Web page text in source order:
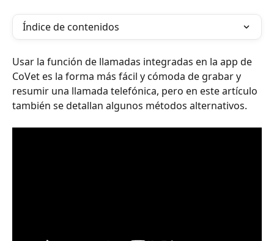
Índice de contenidos
Usar la función de llamadas integradas en la app de
CoVet es la forma más fácil y cómoda de grabar y
resumir una llamada telefónica, pero en este artículo
también se detallan algunos métodos alternativos.